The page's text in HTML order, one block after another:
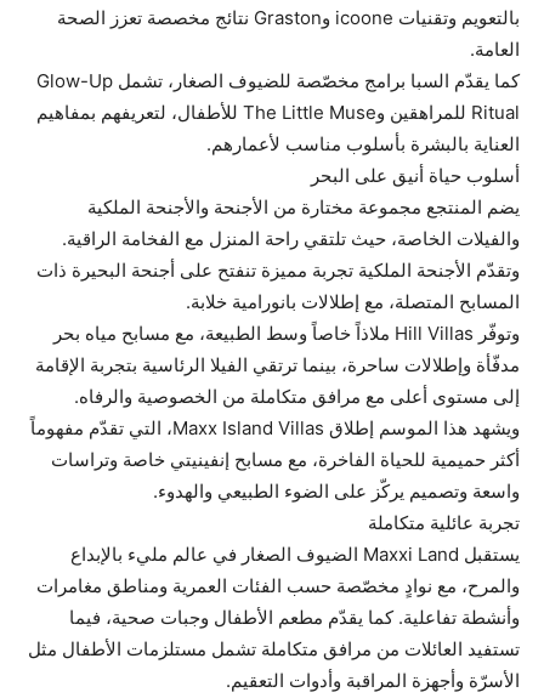
بالتعويم وتقنيات icoone وGraston نتائج مخصصة تعزز الصحة
العامة.
كما يقدّم السبا برامج مخصّصة للضيوف الصغار، تشمل Glow-Up
Ritual للمراهقين وThe Little Muse للأطفال، لتعريفهم بمفاهيم
العناية بالبشرة بأسلوب مناسب لأعمارهم.
أسلوب حياة أنيق على البحر
يضم المنتجع مجموعة مختارة من الأجنحة والأجنحة الملكية
والفيلات الخاصة، حيث تلتقي راحة المنزل مع الفخامة الراقية.
وتقدّم الأجنحة الملكية تجربة مميزة تنفتح على أجنحة البحيرة ذات
المسابح المتصلة، مع إطلالات بانورامية خلابة.
وتوفّر Hill Villas ملاذاً خاصاً وسط الطبيعة، مع مسابح مياه بحر
مدفّأة وإطلالات ساحرة، بينما ترتقي الفيلا الرئاسية بتجربة الإقامة
إلى مستوى أعلى مع مرافق متكاملة من الخصوصية والرفاه.
ويشهد هذا الموسم إطلاق Maxx Island Villas، التي تقدّم مفهوماً
أكثر حميمية للحياة الفاخرة، مع مسابح إنفينيتي خاصة وتراسات
واسعة وتصميم يركّز على الضوء الطبيعي والهدوء.
تجربة عائلية متكاملة
يستقبل Maxxi Land الضيوف الصغار في عالم مليء بالإبداع
والمرح، مع نوادٍ مخصّصة حسب الفئات العمرية ومناطق مغامرات
وأنشطة تفاعلية. كما يقدّم مطعم الأطفال وجبات صحية، فيما
تستفيد العائلات من مرافق متكاملة تشمل مستلزمات الأطفال مثل
الأسرّة وأجهزة المراقبة وأدوات التعقيم.